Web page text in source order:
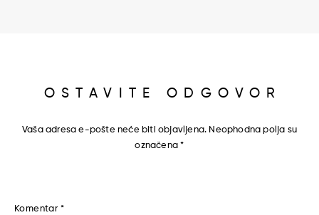
OSTAVITE ODGOVOR
Vaša adresa e-pošte neće biti objavljena. Neophodna polja su
označena*
Komentar *